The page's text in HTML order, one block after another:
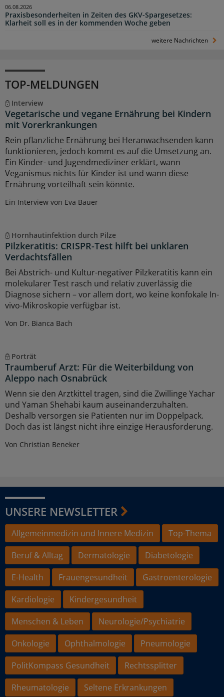
Praxisbesonderheiten in Zeiten des GKV-Spargesetzes:
Klarheit soll es in der kommenden Woche geben
06.08.2026
weitere Nachrichten
TOP-MELDUNGEN
Interview
Vegetarische und vegane Ernährung bei Kindern
mit Vorerkrankungen
Rein pflanzliche Ernährung bei Heranwachsenden kann
funktionieren, jedoch kommt es auf die Umsetzung an.
Ein Kinder- und Jugendmediziner erklärt, wann
Veganismus nichts für Kinder ist und wann diese
Ernährung vorteilhaft sein könnte.
Ein Interview von Eva Bauer
Hornhautinfektion durch Pilze
Pilzkeratitis: CRISPR-Test hilft bei unklaren
Verdachtsfällen
Bei Abstrich- und Kultur-negativer Pilzkeratitis kann ein
molekularer Test rasch und relativ zuverlässig die
Diagnose sichern – vor allem dort, wo keine konfokale In-
vivo-Mikroskopie verfügbar ist.
Von Dr. Bianca Bach
Porträt
Traumberuf Arzt: Für die Weiterbildung von
Aleppo nach Osnabrück
Wenn sie den Arztkittel tragen, sind die Zwillinge Yachar
und Yaman Shehabi kaum auseinanderzuhalten.
Deshalb versorgen sie Patienten nur im Doppelpack.
Doch das ist längst nicht ihre einzige Herausforderung.
Von Christian Beneker
UNSERE NEWSLETTER
Allgemeinmedizin und Innere Medizin
Top-Thema
Beruf & Alltag
Dermatologie
Diabetologie
E-Health
Frauengesundheit
Gastroenterologie
Kardiologie
Kindergesundheit
Menschen & Leben
Neurologie/Psychiatrie
Onkologie
Ophthalmologie
Pneumologie
PolitKompass Gesundheit
Rechtssplitter
Rheumatologie
Seltene Erkrankungen